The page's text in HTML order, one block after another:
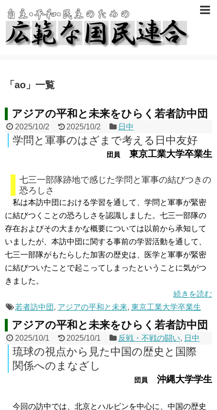
「 ao 」 一覧
アジアの平和と未来をひらく若者訪中団
2025/10/2 2025/10/2 日中
学問と軍事のはざまで考える日中友好
団員 東京工業大学卒業生
七三一部隊跡地で感じた学問と軍事の結びつきの
恐ろしさ
私は本訪中団における学習を通して、学問と軍事が緊密
に結びつくことの恐ろしさを認識しました。七三一部隊の
存在およびその大まかな概要については以前から承知して
いましたが、本訪中団に関する事前の学習活動を通して、
七三一部隊がもたらした加害の歴史は、医学と軍事が緊密
に結びついたことで起こってしまったということに気がつ
きました。
続きを読む
若者訪中団 , アジアの平和と未来, 東京工業大学卒業生
アジアの平和と未来をひらく若者訪中団
2025/10/1 2025/10/1 反戦・不戦の闘い, 日中
琉球の視点から見た中国の歴史と国際
関係へのまなざし
団員 沖縄大学学生
今回の訪中では、北京とハルビンを中心に、中国の歴史